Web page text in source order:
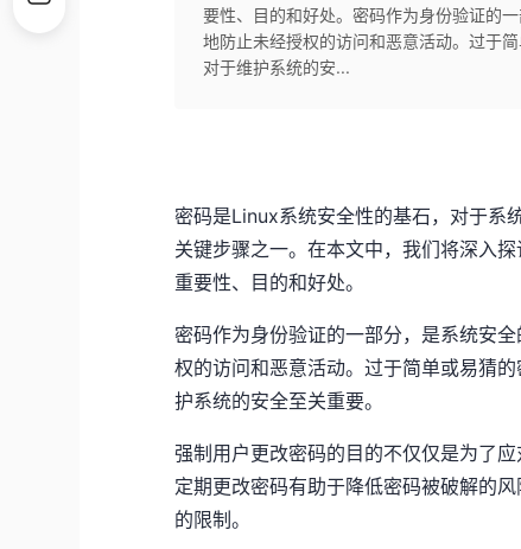
要性、目的和好处。密码作为身份验证的
地防止未经授权的访问和恶意活动。过于
对于维护系统的安...
密码是Linux系统安全性的基石，对于系
关键步骤之一。在本文中，我们将深入
重要性、目的和好处。
密码作为身份验证的一部分，是系统安
权的访问和恶意活动。过于简单或易猜
护系统的安全至关重要。
强制用户更改密码的目的不仅仅是为了
定期更改密码有助于降低密码被破解的
的限制。